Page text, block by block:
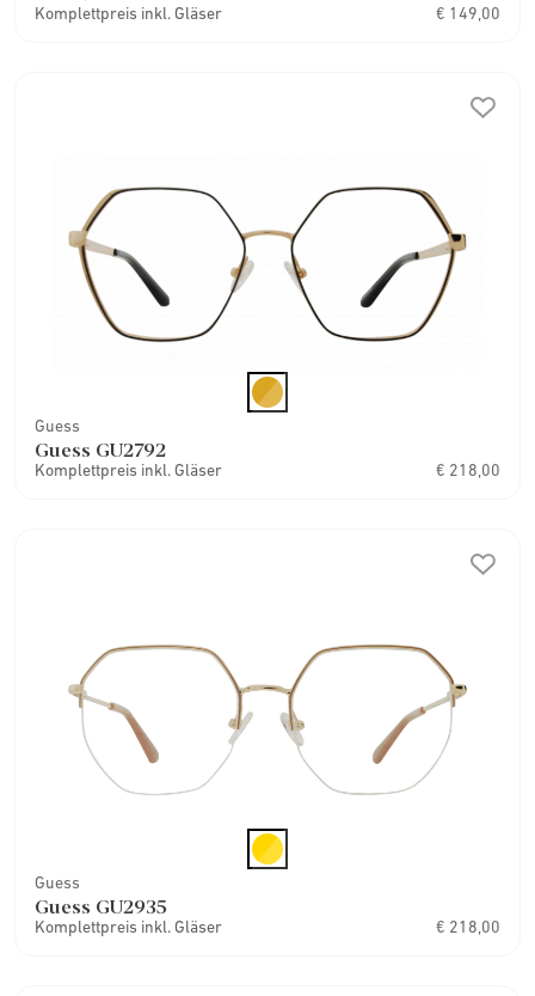
Komplettpreis inkl. Gläser € 149,00
Guess
Guess GU2792
Komplettpreis inkl. Gläser € 218,00
Guess
Guess GU2935
Komplettpreis inkl. Gläser € 218,00